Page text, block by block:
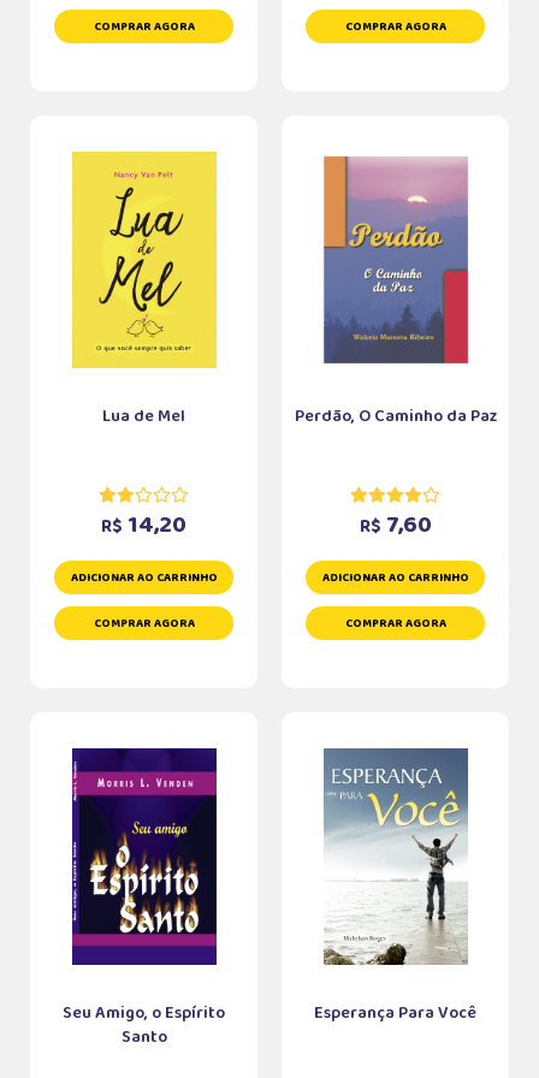
COMPRAR AGORA COMPRAR AGORA
Lua de Mel
R$ 14,20
ADICIONAR AO CARRINHO
COMPRAR AGORA
Perdão, O Caminho da Paz
R$ 7,60
ADICIONAR AO CARRINHO
COMPRAR AGORA
Seu Amigo, o Espírito
Santo
Esperança Para Você